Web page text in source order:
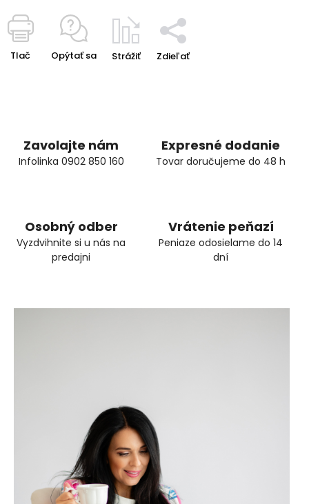
Tlač Opýtať sa Strážiť Zdieľať
Zavolajte nám
Infolinka 0902 850 160
Expresné dodanie
Tovar doručujeme do 48 h
Osobný odber
Vyzdvihnite si u nás na
predajni
Vrátenie peňazí
Peniaze odosielame do 14
dní